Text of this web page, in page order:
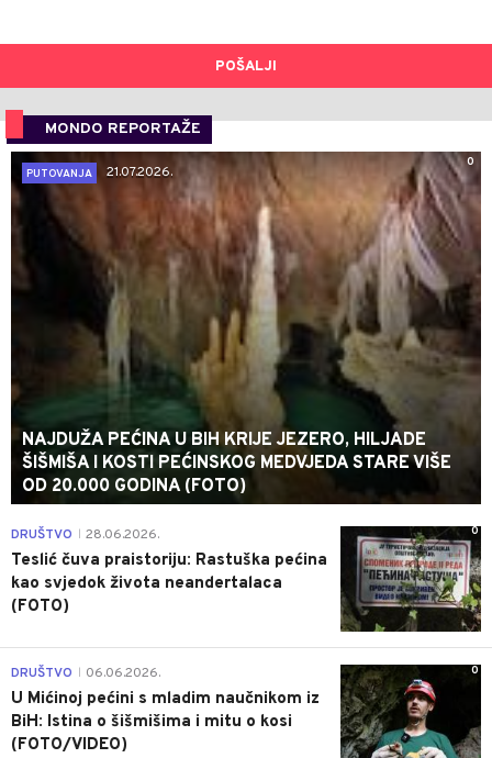
POŠALJI
MONDO REPORTAŽE
0
PUTOVANJA
21.07.2026.
NAJDUŽA PEĆINA U BIH KRIJE JEZERO, HILJADE
ŠIŠMIŠA I KOSTI PEĆINSKOG MEDVJEDA STARE VIŠE
OD 20.000 GODINA (FOTO)
0
DRUŠTVO 28.06.2026.
Teslić čuva praistoriju: Rastuška pećina
kao svjedok života neandertalaca
(FOTO)
0
DRUŠTVO 06.06.2026.
U Mićinoj pećini s mladim naučnikom iz
BiH: Istina o šišmišima i mitu o kosi
(FOTO/VIDEO)